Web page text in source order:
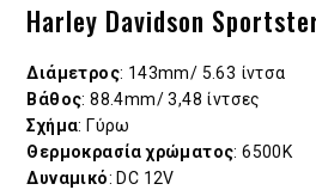
Harley Davidson
Διάμετρος: 143mm/ 5.63 ίντσα
Βάθος: 88.4mm/ 3,48 ίντσες
Σχήμα: Γύρω
Θερμοκρασία χρώματος: 6500Κ
Δυναμικό: DC 12V